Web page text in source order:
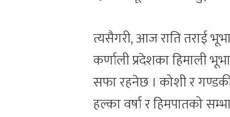
त्यसैगरी, आज राति तराई
कर्णाली प्रदेशका हिमाली
सफा रहनेछ । कोशी र
हल्का वर्षा र हिमपातको